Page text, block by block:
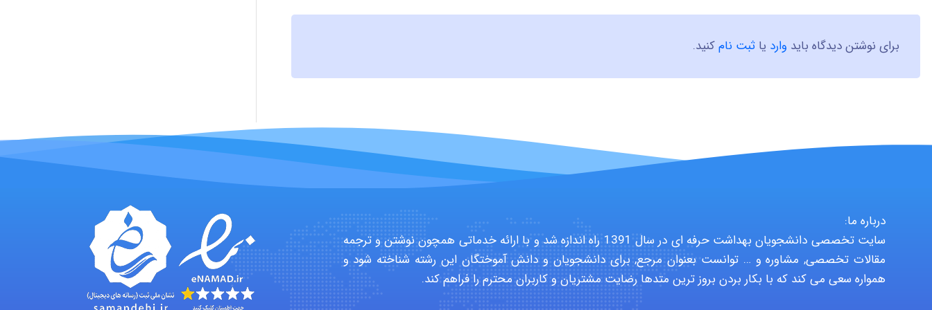
برای نوشتن دیدگاه باید وارد یا ثبت نامکنید.
درباره ما:
سایت تخصصی دانشجویان بهداشت حرفه ای در سال 1391 راه اندازه شد و با ارائه خدماتی همچون نوشتن و ترجمه
مقالات تخصصی, مشاوره و … توانست بعنوان مرجع, برای دانشجویان و دانش آموختگان این رشته شناخته شود و
همواره سعی می کند که با بکار بردن بروز ترین متدها رضایت مشتریان و کاربران محترم را فراهم کند.